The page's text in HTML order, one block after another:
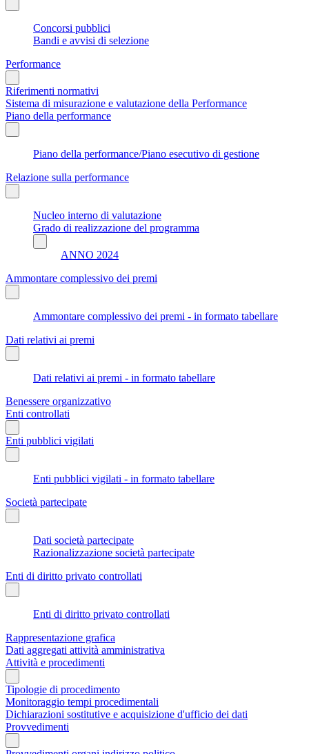
Concorsi pubblici
Bandi e avvisi di selezione
Performance
Riferimenti normativi
Sistema di misurazione e valutazione della Performance
Piano della performance
Piano della performance/Piano esecutivo di gestione
Relazione sulla performance
Nucleo interno di valutazione
Grado di realizzazione del programma
ANNO 2024
Ammontare complessivo dei premi
Ammontare complessivo dei premi - in formato tabellare
Dati relativi ai premi
Dati relativi ai premi - in formato tabellare
Benessere organizzativo
Enti controllati
Enti pubblici vigilati
Enti pubblici vigilati - in formato tabellare
Società partecipate
Dati società partecipate
Razionalizzazione società partecipate
Enti di diritto privato controllati
Enti di diritto privato controllati
Rappresentazione grafica
Dati aggregati attività amministrativa
Attività e procedimenti
Tipologie di procedimento
Monitoraggio tempi procedimentali
Dichiarazioni sostitutive e acquisizione d'ufficio dei dati
Provvedimenti